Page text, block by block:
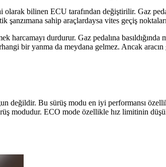
bilinen ECU tarafından değiştirilir. Gaz
şanzımana sahip araçlardaysa vites geçiş
harcamayı durdurur. Gaz pedalına
bir yanma da meydana gelmez. Ancak aracın
değildir. Bu sürüş modu en iyi performansı
modudur. ECO mode özellikle hız limitinin